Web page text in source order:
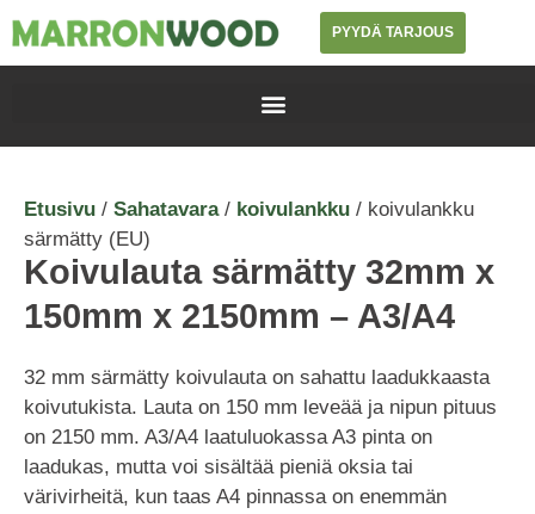
PYYDÄ TARJOUS
Etusivu / Sahatavara/ koivulankku / koivulankku
särmätty (EU)
Koivulauta särmätty 32mm x
150mm x 2150mm – A3/A4
32 mm särmätty koivulauta on sahattu laadukkaasta
koivutukista. Lauta on 150 mm leveää ja nipun pituus
on 2150 mm. A3/A4 laatuluokassa A3 pinta on
laadukas, mutta voi sisältää pieniä oksia tai
värivirheitä, kun taas A4 pinnassa on enemmän